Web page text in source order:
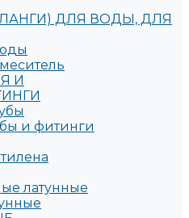
ДЛЯ ВОДЫ, ДЛЯ
И
и фитинги
латунные